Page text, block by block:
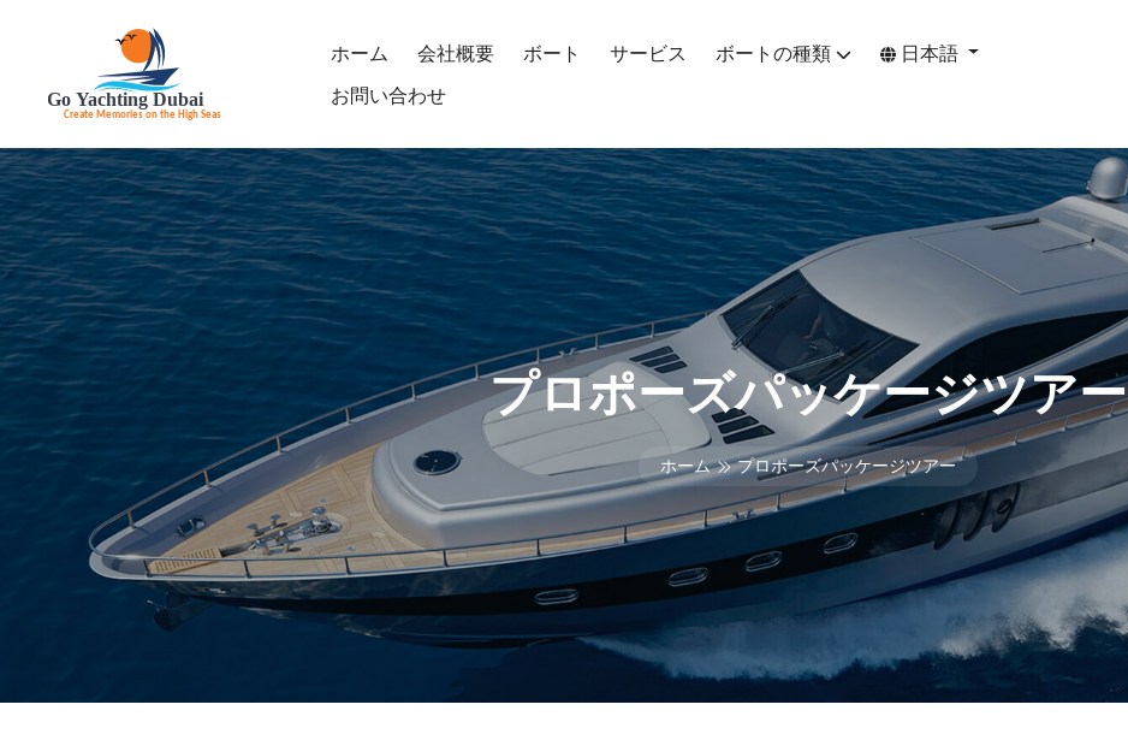
ホーム 会社概要 ボート サービス ボートの種類
日本語
お問い合わせ
プロポーズパッケージツアー
ホーム プロポーズパッケージツアー